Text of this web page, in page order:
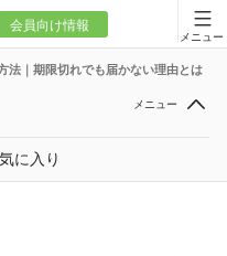
会員向け情報
法｜期限切れでも届かない理由とは
に入り